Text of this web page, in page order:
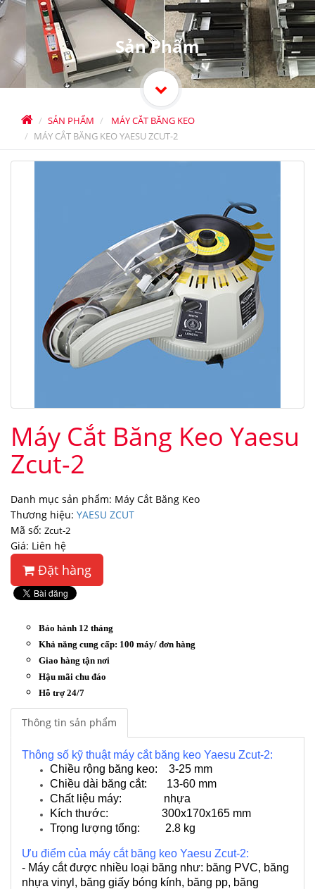
SẢN PHẨM
MÁY CẮT BĂNG KEO
MÁY CẮT BĂNG KEO YAESU ZCUT-2
Sản Phẩm
Máy Cắt Băng Keo Yaesu
Zcut-2
Danh mục sản phẩm: Máy Cắt Băng Keo
Thương hiệu: YAESU ZCUT
Mã số: Zcut-2
Giá: Liên hệ
Đặt hàng
Bảo hành 12 tháng
Khả năng cung cấp: 100 máy/ đơn hàng
Giao hàng tận nơi
Hậu mãi chu đáo
Hỗ trợ 24/7
Thông tin sản phẩm
Thông số kỹ thuật máy cắt băng keo Yaesu Zcut-2:
Chiều rộng băng keo: 3-25 mm
Chiều dài băng cắt: 13-60 mm
Chất liệu máy: nhựa
Kích thước: 300x170x165 mm
Trọng lượng tổng: 2.8 kg
Ưu điểm của máy cắt băng keo Yaesu Zcut-2:
- Máy cắt được nhiều loại băng như: băng PVC, băng
nhựa vinyl, băng giấy bóng kính, băng pp, băng